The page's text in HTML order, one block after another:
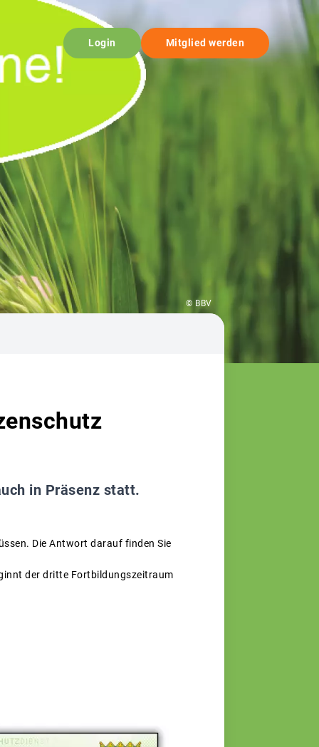
Login Mitglied werden
© BBV
in Präsenz statt.
Die Antwort darauf finden Sie
der dritte Fortbildungszeitraum